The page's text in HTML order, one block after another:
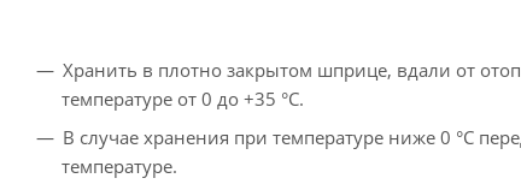
Хранить в плотно закрытом шприце, вдали от
температуре от 0 до +35 °С.
В случае хранения при температуре ниже 0 °С
температуре.